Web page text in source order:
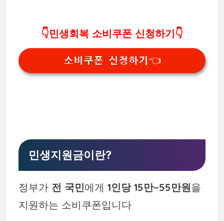
👇민생회복 소비쿠폰 신청하기👇
소비쿠폰 신청하기👈
민생지원금이란?
정부가 전 국민에게 1인당 15만~55만원을
지원하는 소비쿠폰입니다